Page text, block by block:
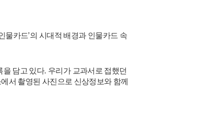
물카드’의 시대적 배경과 인물카드 속
을 담고 있다. 우리가 교과서로 접했던
서 촬영된 사진으로 신상정보와 함께